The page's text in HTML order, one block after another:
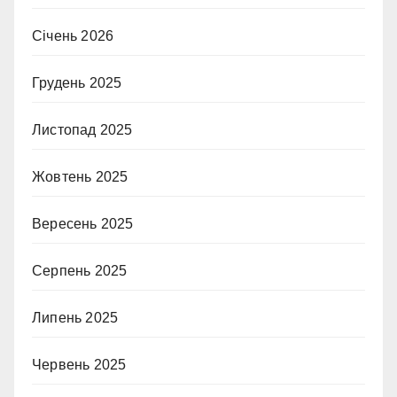
Січень 2026
Грудень 2025
Листопад 2025
Жовтень 2025
Вересень 2025
Серпень 2025
Липень 2025
Червень 2025